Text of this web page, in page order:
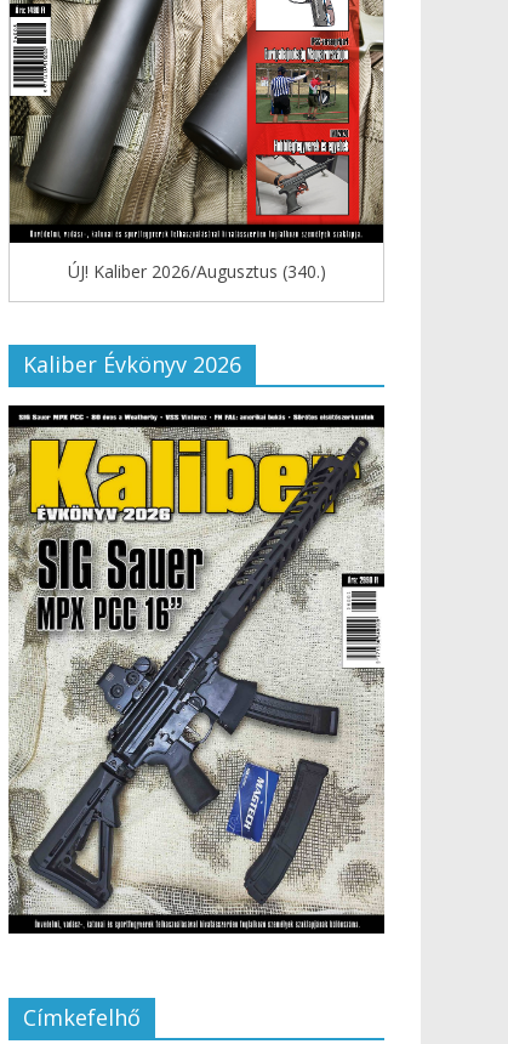
ÚJ! Kaliber 2026/Augusztus (340.)
Kaliber Évkönyv 2026
Címkefelhő